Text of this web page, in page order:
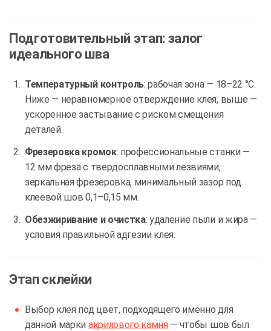
Подготовительный этап: залог
идеального шва
Температурный контроль: рабочая зона — 18–22 °C.
Ниже — неравномерное отверждение клея, выше —
ускоренное застывание с риском смещения
деталей.
Фрезеровка кромок: профессиональные станки —
12 мм фреза с твердосплавными лезвиями,
зеркальная фрезеровка, минимальный зазор под
клеевой шов 0,1–0,15 мм.
Обезжиривание и очистка: удаление пыли и жира —
условия правильной адгезии клея.
Этап склейки
Выбор клея под цвет, подходящего именно для
данной марки акрилового камня— чтобы шов был